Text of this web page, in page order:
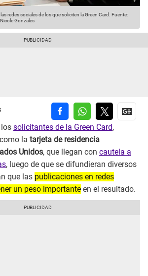
redes sociales de los que soliciten la Green Card. Fuente:
Gonzales
solicitantes de la Green Card,
la tarjeta de residencia
Unidos, que llegan con cautela a
, luego de que se difundieran diversos
que las publicaciones en redes
un peso importante en el resultado.